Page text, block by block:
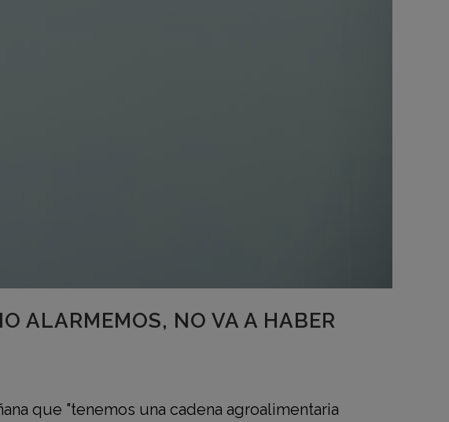
ALARMEMOS, NO VA A HABER
que "tenemos una cadena agroalimentaria